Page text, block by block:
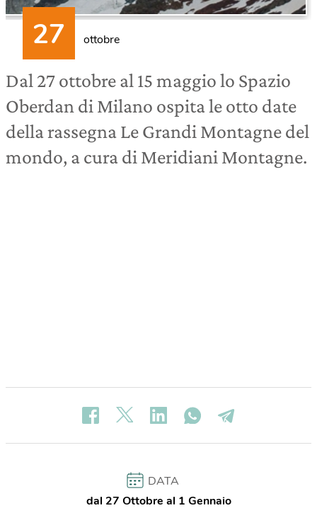
ottobre
Dal 27 ottobre al 15 maggio lo Spazio
Oberdan di Milano ospita le otto date
della rassegna Le Grandi Montagne del
mondo, a cura di Meridiani Montagne.
DATA
dal 27 Ottobre al 1 Gennaio